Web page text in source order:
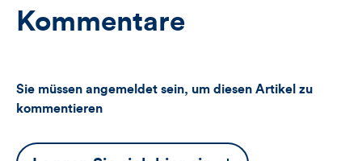
Kommentare
Sie müssen angemeldet sein, um diesen Artikel zu
kommentieren